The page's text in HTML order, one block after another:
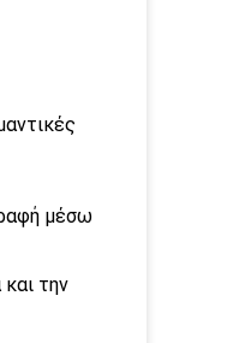
μέσω
την